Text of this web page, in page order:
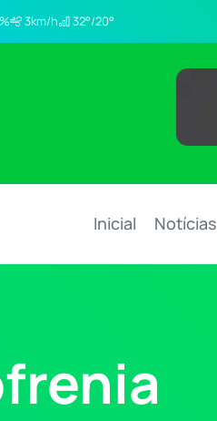
3km/h 32°/20°
Inicial Notícias